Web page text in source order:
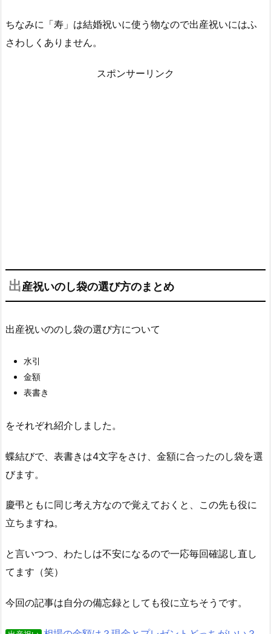
ちなみに「寿」は結婚祝いに使う物なので出産祝いにはふ
さわしくありません。
スポンサーリンク
出産祝いのし袋の選び方のまとめ
出産祝いののし袋の選び方について
水引
金額
表書き
をそれぞれ紹介しました。
蝶結びで、表書きは4文字をさけ、金額に合ったのし袋を選
びます。
慶弔ともに同じ考え方なので覚えておくと、この先も役に
立ちますね。
と言いつつ、わたしは不安になるので一応毎回確認し直し
てます（笑）
今回の記事は自分の備忘録としても役に立ちそうです。